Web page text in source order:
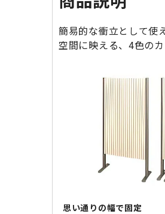
簡易的な衝立として使
空間に映える、4色の
思い通りの幅で固定